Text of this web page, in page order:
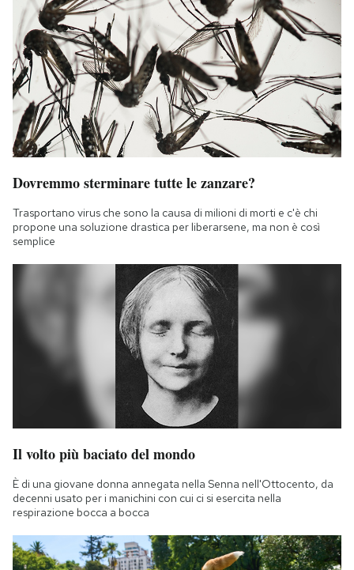
Dovremmo sterminare tutte le zanzare?
Trasportano virus che sono la causa di milioni di morti e c'è chi
propone una soluzione drastica per liberarsene, ma non è così
semplice
Il volto più baciato del mondo
È di una giovane donna annegata nella Senna nell'Ottocento, da
decenni usato per i manichini con cui ci si esercita nella
respirazione bocca a bocca